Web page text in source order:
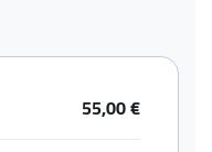
55,00 €